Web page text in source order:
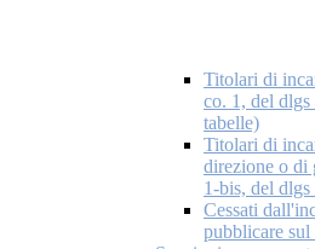
Titolari di
co. 1, del
tabelle)
Titolari di
direzione o di
1-bis, del
Cessati
pubblicare